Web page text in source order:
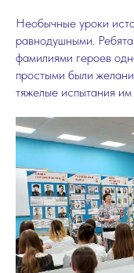
Необычные уроки
равнодушными.
фамилиями героев
простыми были
тяжелые испытания